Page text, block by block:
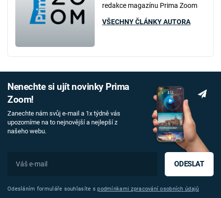
redakce magazínu Prima Zoom
VŠECHNY ČLÁNKY AUTORA
Nenechte si ujít novinky Prima
Zoom!
Zanechte nám svůj e-mail a 1x týdně vás
upozorníme na to nejnovější a nejlepší z
našeho webu.
ODESLAT
Odesláním formuláře souhlasíte spodmínkami zpracování osobních údajů